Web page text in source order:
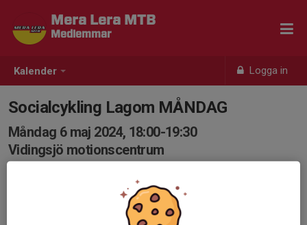
Kalender Logga in
Mera Lera MTB
Medlemmar
Socialcykling Lagom MÅNDAG
Måndag 6 maj 2024, 18:00-19:30
Vidingsjö motionscentrum
Socialcykling enligt principen fart efter kamrat. Kan dra